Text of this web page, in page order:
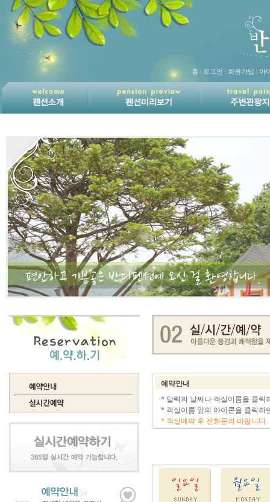
홈 | 로그인 회원가입 마
예약안내
* 달력의 날짜나 객실이름을 클릭
* 객실이름 앞의 아이콘을 클릭하
* 객실예약 후 전화문의 바랍니다